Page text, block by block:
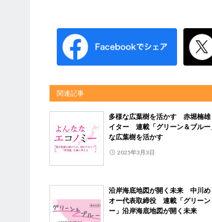
関連記事
多様な広葉樹を活かす 赤堀楠雄
イター 連載「グリーン＆ブルー
な広葉樹を活かす
2025年3月3日
沿岸海底地図が開く未来 中川め
オー代表取締役 連載「グリーン
ー」沿岸海底地図が開く未来